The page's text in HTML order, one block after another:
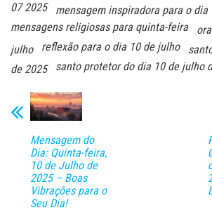
07 2025
mensagem inspiradora para o dia
mensagens religiosas para quinta-feira
julho
reflexão para o dia 10 de julho
de 2025
santo protetor do dia 10 de julho
Mensagem do
Dia: Quinta-feira,
10 de Julho de
2025 – Boas
Vibrações para o
Seu Dia!